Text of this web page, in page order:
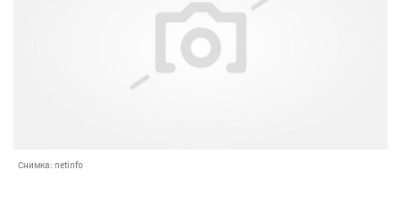
Снимка: netinfo